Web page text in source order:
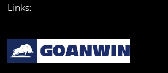
Links: